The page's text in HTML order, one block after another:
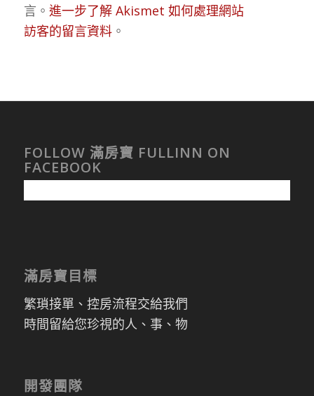
言。 進一步了解 Akismet 如何處理網站
訪客的留言資料。
FOLLOW 滿房寶 FULLINN ON
FACEBOOK
滿房寶目標
繁瑣接單、控房流程交給我們
時間留給您珍視的人、事、物
開發團隊